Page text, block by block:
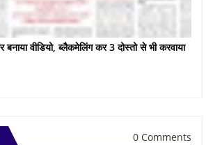
बनाया वीडियो, ब्लैकमेलिंग कर 3 दोस्तो से भी करवाया
0 Comments